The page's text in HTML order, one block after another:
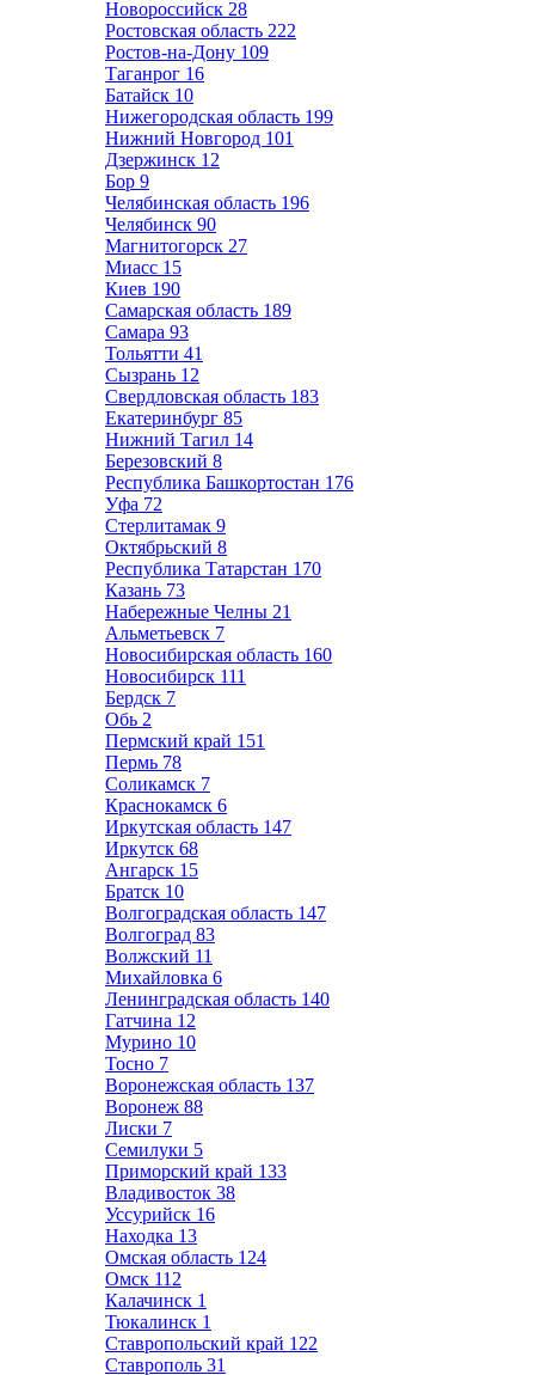
Новороссийск 28
Ростовская область 222
Ростов-на-Дону 109
Таганрог 16
Батайск 10
Нижегородская область 199
Нижний Новгород 101
Дзержинск 12
Бор 9
Челябинская область 196
Челябинск 90
Магнитогорск 27
Миасс 15
Киев 190
Самарская область 189
Самара 93
Тольятти 41
Сызрань 12
Свердловская область 183
Екатеринбург 85
Нижний Тагил 14
Березовский 8
Республика Башкортостан 176
Уфа 72
Стерлитамак 9
Октябрьский 8
Республика Татарстан 170
Казань 73
Набережные Челны 21
Альметьевск 7
Новосибирская область 160
Новосибирск 111
Бердск 7
Обь 2
Пермский край 151
Пермь 78
Соликамск 7
Краснокамск 6
Иркутская область 147
Иркутск 68
Ангарск 15
Братск 10
Волгоградская область 147
Волгоград 83
Волжский 11
Михайловка 6
Ленинградская область 140
Гатчина 12
Мурино 10
Тосно 7
Воронежская область 137
Воронеж 88
Лиски 7
Семилуки 5
Приморский край 133
Владивосток 38
Уссурийск 16
Находка 13
Омская область 124
Омск 112
Калачинск 1
Тюкалинск 1
Ставропольский край 122
Ставрополь 31